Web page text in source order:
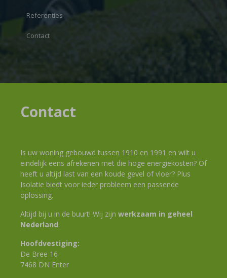
Referenties
Contact
Contact
Is uw woning gebouwd tussen 1910 en 1991 en wilt u
eindelijk eens afrekenen met die hoge energiekosten? Of
heeft u altijd last van een koude gevel of vloer? Plus
Isolatie biedt voor ieder probleem een passende
oplossing.
Altijd bij u in de buurt! Wij zijn werkzaam in geheel
Nederland.
Hoofdvestiging:
De Bree 16
7468 DN Enter